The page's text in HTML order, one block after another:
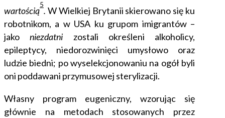
wartością
5
. W Wielkiej Brytanii skierowano się ku
robotnikom, a w USA ku grupom imigrantów –
jakoniezdatni zostali określeni alkoholicy,
epileptycy, niedorozwinięci umysłowo oraz
ludzie biedni; po wyselekcjonowaniu na ogół byli
oni poddawani przymusowej sterylizacji.
Własny program eugeniczny, wzorując się
głównie na metodach stosowanych przez